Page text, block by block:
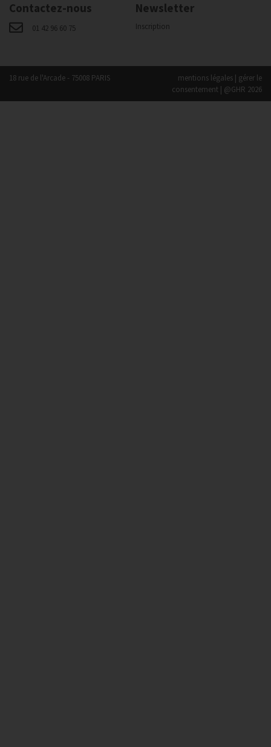
Contactez-nous
01 42 96 60 75
Newsletter
Inscription
18 rue de l'Arcade - 75008 PARIS mentions légales | gérer le
consentement | @GHR 2026